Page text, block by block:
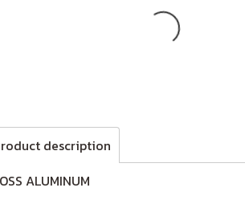
description
ALUMINUM